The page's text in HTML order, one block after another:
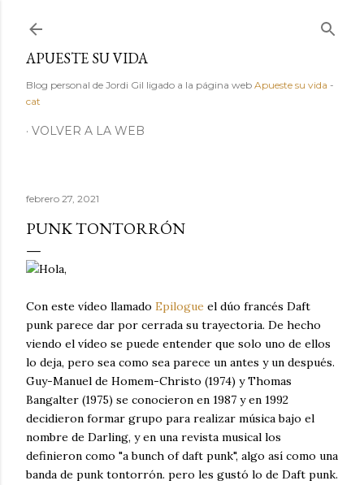
APUESTE SU VIDA
Blog personal de Jordi Gil ligado a la página web Apueste su vida -
cat
VOLVER A LA WEB
febrero 27, 2021
PUNK TONTORRÓN
Hola,
Con este vídeo llamado Epilogue el dúo francés Daft
punk parece dar por cerrada su trayectoria. De hecho
viendo el vídeo se puede entender que solo uno de ellos
lo deja, pero sea como sea parece un antes y un después.
Guy-Manuel de Homem-Christo (1974) y Thomas
Bangalter (1975) se conocieron en 1987 y en 1992
decidieron formar grupo para realizar música bajo el
nombre de Darling, y en una revista musical los
definieron como "a bunch of daft punk", algo así como una
banda de punk tontorrón. pero les gustó lo de Daft punk.